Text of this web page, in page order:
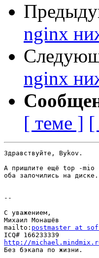
nginx
nginx
[ теме ] [
Здравствуйте, Bykov.
А пришлите ещё top -
оба залочились на диске.
--
С уважением,
Михаил Монашёв
mailto: postmaster at
http://
Без бэкапа по жизни.